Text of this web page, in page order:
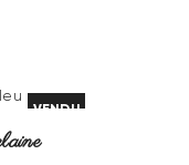
VENDU